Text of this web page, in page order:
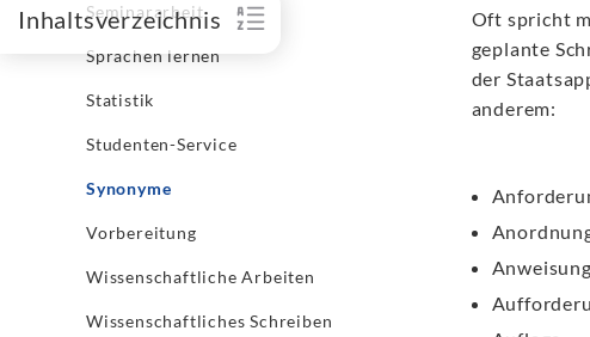
Seminararbeit
Sprachen lernen
Statistik
Studenten-Service
Synonyme
Vorbereitung
Wissenschaftliche Arbeiten
Wissenschaftliches Schreiben
Inhaltsverzeichnis
Oft spricht
geplante
der
anderem:
Anweisung